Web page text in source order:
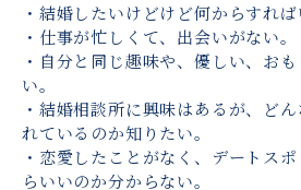
・結婚したいけどけど何からすれば
・仕事が忙しくて、出会いがない。
・自分と同じ趣味や、優しい、お
い。
・結婚相談所に興味はあるが、ど
れているのか知りたい。
・恋愛したことがなく、デートス
らいいのか分からない。